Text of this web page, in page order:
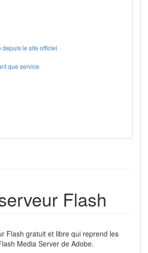
depuis le site officiel
que service
Flash
Flash gratuit et libre qui reprend les
Media Server de Adobe.